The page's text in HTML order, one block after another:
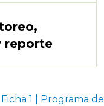
reporte
Book
Ficha 1 | Programa de